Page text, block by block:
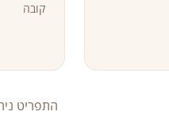
קובה
התפריט